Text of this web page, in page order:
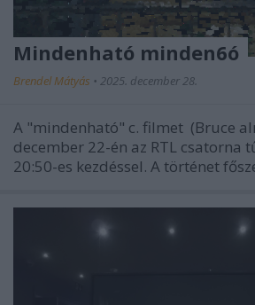
Mindenható minden6ó
Brendel Mátyás • 2025. december 28.
A "mindenható" c. filmet (Bruce
december 22-én az RTL csatorna
20:50-es kezdéssel. A történet